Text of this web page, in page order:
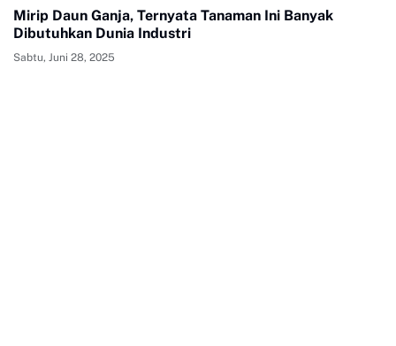
Mirip Daun Ganja, Ternyata Tanaman Ini Banyak
Dibutuhkan Dunia Industri
Sabtu, Juni 28, 2025